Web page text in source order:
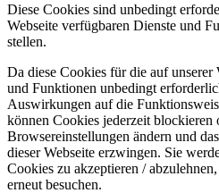
Diese Cookies sind unbedingt
Webseite verfügbaren Dienste und
stellen.
Da diese Cookies für die auf unserer
und Funktionen unbedingt
Auswirkungen auf die
können Cookies jederzeit blockieren
Browsereinstellungen ändern und
dieser Webseite erzwingen. Sie
Cookies zu akzeptieren /
erneut besuchen.